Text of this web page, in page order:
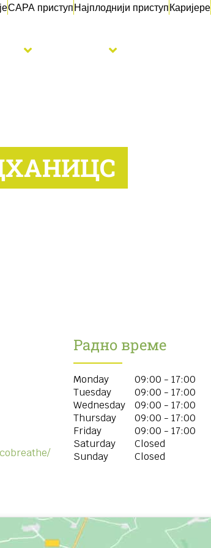
САРА приступНајплоднији приступКаријере
Радно време
Monday
09:00 - 17:00
Tuesday
09:00 - 17:00
Wednesday
09:00 - 17:00
Thursday
09:00 - 17:00
Friday
09:00 - 17:00
Saturday
Closed
Sunday
Closed